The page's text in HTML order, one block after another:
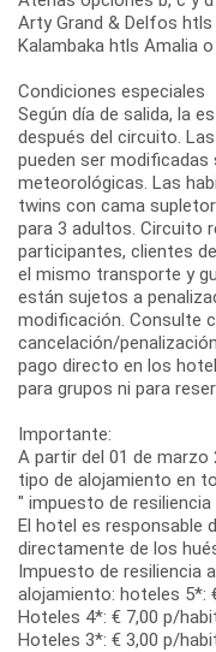
Arty Grand & Delfos
Kalambaka htls Amalia
Condiciones especiales
Según día de salida, la
después del circuito.
pueden ser
meteorológicas. Las
twins con cama
para 3 adultos. Circuito
participantes, clientes
el mismo transporte y
están sujetos a
modificación. Consulte
cancelación/
pago directo en los
para grupos ni para
Importante:
A partir del 01 de
tipo de alojamiento en
" impuesto de resiliencia
El hotel es responsable
directamente de los
Impuesto de resiliencia
alojamiento: hoteles 5*:
Hoteles 4*: € 7,00 p/
Hoteles 3*: € 3,00 p/